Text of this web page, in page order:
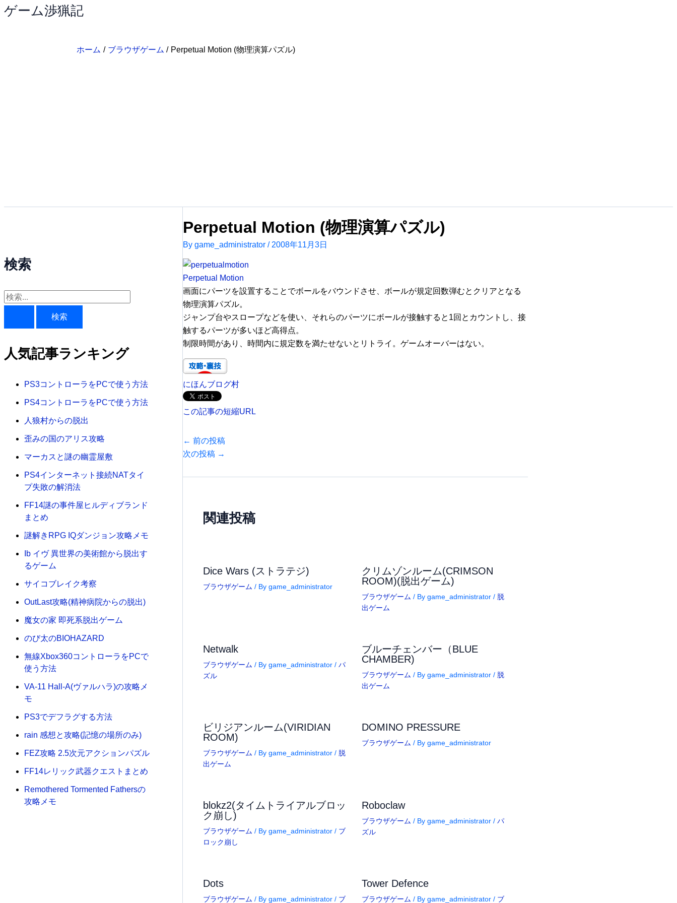
内
ゲーム渉猟記
ホーム ブラウザゲーム Perpetual Motion (物理演算パズル)
検索
検
対
象
:人気記事ランキング
PS3コントローラをPCで使う方法
PS4コントローラをPCで使う方法
人狼村からの脱出
歪みの国のアリス攻略
マーカスと謎の幽霊屋敷
PS4インターネット接続NATタイ
プ失敗の解消法
FF14謎の事件屋ヒルディブランド
まとめ
謎解きRPG IQダンジョン攻略メモ
Ib イヴ 異世界の美術館から脱出す
るゲーム
サイコブレイク考察
OutLast攻略(精神病院からの脱出)
魔女の家 即死系脱出ゲーム
のび太のBIOHAZARD
無線Xbox360コントローラをPCで
使う方法
VA-11 Hall-A(ヴァルハラ)の攻略メ
モ
PS3でデフラグする方法
rain 感想と攻略(記憶の場所のみ)
FEZ攻略 2.5次元アクションパズル
FF14レリック武器クエストまとめ
Remothered Tormented Fathersの
攻略メモ
Perpetual Motion (物理演算パズル)
By game_administrator / 2008年11月3日
Perpetual Motion
画面にパーツを設置することでボールをバウンドさせ、ボールが規定回数弾むとクリアとなる
物理演算パズル。
ジャンプ台やスロープなどを使い、それらのパーツにボールが接触すると1回とカウントし、接
触するパーツが多いほど高得点。
制限時間があり、時間内に規定数を満たせないとリトライ。ゲームオーバーはない。
にほんブログ村
この記事の短縮URL
← 前の投稿
次の投稿 →
関連投稿
Dice Wars (ストラテジ)
ブラウザゲーム / By game_administrator
クリムゾンルーム(CRIMSON
ROOM)(脱出ゲーム)
ブラウザゲーム / By game_administrator / 脱
出ゲーム
Netwalk
ブラウザゲーム / By game_administrator / パ
ズル
ブルーチェンバー（BLUE
CHAMBER)
ブラウザゲーム / By game_administrator / 脱
出ゲーム
ビリジアンルーム(VIRIDIAN
ROOM)
ブラウザゲーム / By game_administrator / 脱
出ゲーム
DOMINO PRESSURE
ブラウザゲーム / By game_administrator
blokz2(タイムトライアルブロッ
ク崩し)
ブラウザゲーム / By game_administrator / ブ
ロック崩し
Roboclaw
ブラウザゲーム / By game_administrator / パ
ズル
Dots
ブラウザゲーム / By game_administrator / ブ
Tower Defence
ブラウザゲーム / By game_administrator / ブ